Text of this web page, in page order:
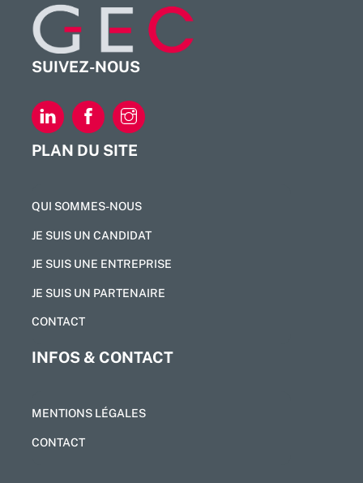
SUIVEZ-NOUS
PLAN DU SITE
QUI SOMMES-NOUS
JE SUIS UN CANDIDAT
JE SUIS UNE ENTREPRISE
JE SUIS UN PARTENAIRE
CONTACT
INFOS & CONTACT
MENTIONS LÉGALES
CONTACT